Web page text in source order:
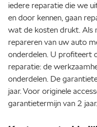
iedere reparatie die we
en door kennen, gaan
wat de kosten drukt. Als
repareren van uw auto
onderdelen. U profiteert
reparatie: de
onderdelen. De
jaar. Voor originele
garantietermijn van 2 jaar.